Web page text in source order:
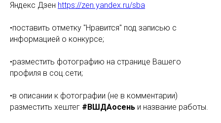
Яндекс Дзен https://zen.yandex.ru/sba
•поставить отметку "Нравится" под записью с
информацией о конкурсе;
•разместить фотографию на странице Вашего
профиля в соц.сети;
•в описании к фотографии (не в комментарии)
разместить хештег #ВШДАосень и название работы.